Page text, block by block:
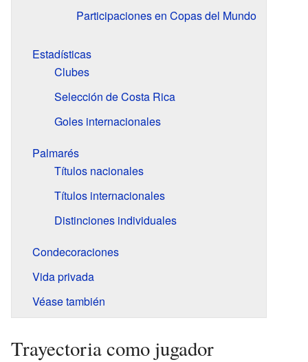
Participaciones en Copas del Mundo
Estadísticas
Clubes
Selección de Costa Rica
Goles internacionales
Palmarés
Títulos nacionales
Títulos internacionales
Distinciones individuales
Condecoraciones
Vida privada
Véase también
Trayectoria como jugador